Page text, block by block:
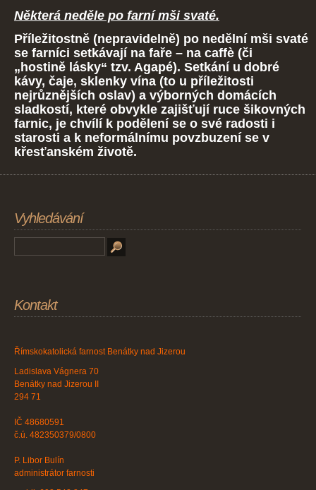
Některá neděle po farní mši svaté.
Příležitostně (nepravidelně) po nedělní mši svaté
se farníci setkávají na faře – na caffè (či
„hostině lásky“ tzv. Agapé). Setkání u dobré
kávy, čaje, sklenky vína (to u příležitosti
nejrůznějších oslav) a výborných domácích
sladkostí, které obvykle zajišťují ruce šikovných
farnic, je chvílí k podělení se o své radosti i
starosti a k neformálnímu povzbuzení se v
křesťanském životě.
Vyhledávání
Kontakt
Římskokatolická farnost Benátky nad Jizerou
Ladislava Vágnera 70
Benátky nad Jizerou II
294 71
IČ 48680591
č.ú. 482350379/0800
P. Libor Bulín
administrátor farnosti